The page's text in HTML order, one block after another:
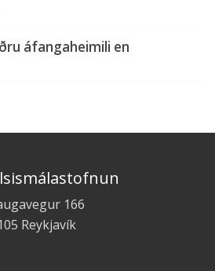
áfangaheimili en
166
Reykjavík